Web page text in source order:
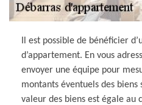
Il est possible de bénéficier
d’appartement. En vous
envoyer une équipe pour
montants éventuels des biens
valeur des biens est égale au